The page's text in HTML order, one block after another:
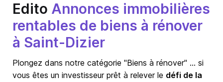
Edito Annonces immobilières
rentables de biens à rénover
à Saint-Dizier
Plongez dans notre catégorie "Biens à rénover" … si
vous êtes un investisseur prêt à relever le défi de la